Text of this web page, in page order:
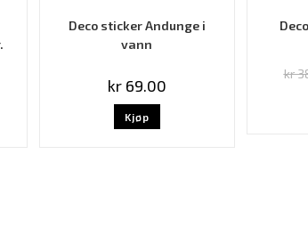
Deco sticker Andunge i
vann
kr69.00
Kjøp
kr